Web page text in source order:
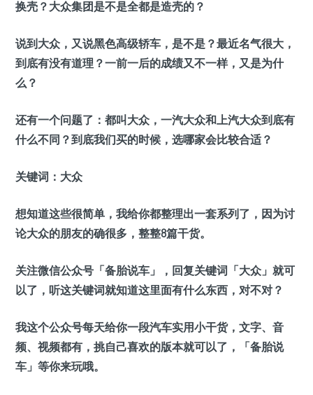
换壳？大众集团是不是全都是造壳的？
说到大众，又说黑色高级轿车，是不是？最近名气很大，
到底有没有道理？一前一后的成绩又不一样，又是为什
么？
还有一个问题了：都叫大众，一汽大众和上汽大众到底有
什么不同？到底我们买的时候，选哪家会比较合适？
关键词：大众
想知道这些很简单，我给你都整理出一套系列了，因为讨
论大众的朋友的确很多，整整8篇干货。
关注微信公众号「备胎说车」，回复关键词「大众」就可
以了，听这关键词就知道这里面有什么东西，对不对？
我这个公众号每天给你一段汽车实用小干货，文字、音
频、视频都有，挑自己喜欢的版本就可以了，「备胎说
车」等你来玩哦。